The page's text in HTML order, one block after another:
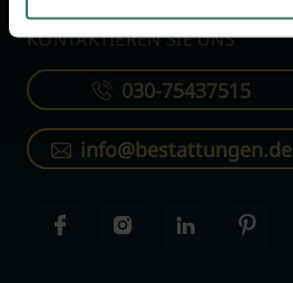
KONTAKTIEREN SIE UNS
030-75437515
info@bestattungen.de